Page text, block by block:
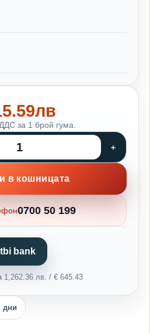
за 1 брой гума.
в кошницата
0700 50 199
bank
1,262.36 лв. / € 645.43
дни